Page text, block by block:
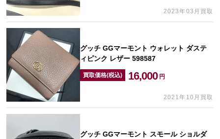
2023年03月買取
グッチ GGマーモント ウォレット ダステ
ィピンク レザー 598587
買取価格(税込) 16,000 円
2021年10月買取
グッチ GGマーモント スモール ショルダ